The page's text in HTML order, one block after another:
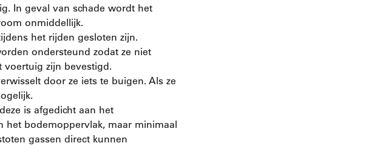
In geval van schade wordt het
onmiddellijk.
het rijden gesloten zijn.
ondersteund zodat ze niet
voertuig zijn bevestigd.
door ze iets te buigen. Als ze
is afgedicht aan het
het bodemoppervlak, maar minimaal
gassen direct kunnen